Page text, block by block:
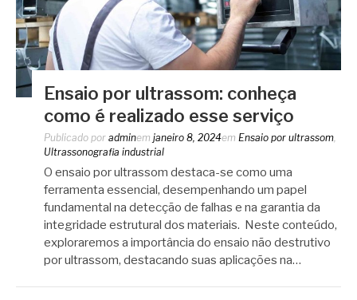
Ensaio por ultrassom: conheça
como é realizado esse serviço
Publicado por adminem janeiro 8, 2024em Ensaio por ultrassom
Ultrassonografia industrial
O ensaio por ultrassom destaca-se como uma
ferramenta essencial, desempenhando um papel
fundamental na detecção de falhas e na garantia da
integridade estrutural dos materiais. Neste conteúdo,
exploraremos a importância do ensaio não destrutivo
por ultrassom, destacando suas aplicações na…